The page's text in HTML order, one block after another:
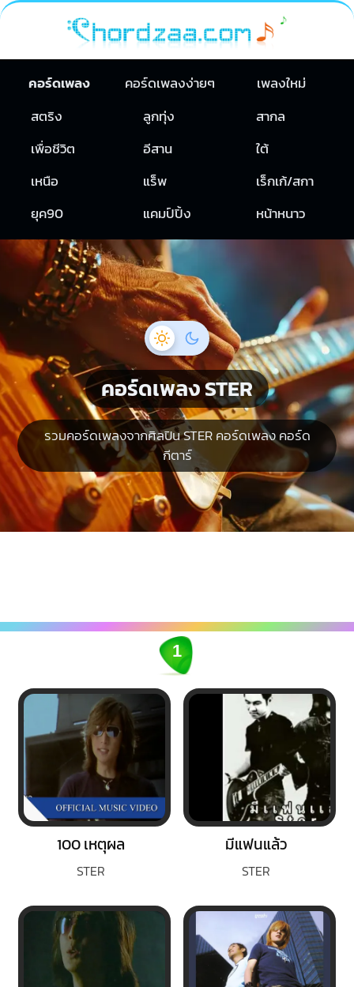
คอร์ดเพลง คอร์ดเพลงง่ายๆ
เพลงใหม่
สตริง
ลูกทุ่ง
สากล
เพื่อชีวิต
อีสาน
ใต้
เหนือ
แร็พ
เร็กเก้/สกา
ยุค90
แคมป์ปิ้ง หน้าหนาว
คอร์ดเพลง STER
รวมคอร์ดเพลงจากศิลปิน STER คอร์ดเพลง คอร์ด
กีตาร์
1
100 เหตุผล
STER
มีแฟนแล้ว
STER